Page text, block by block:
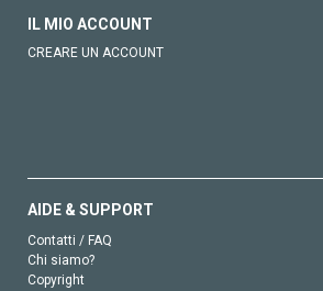
IL MIO ACCOUNT
CREARE UN ACCOUNT
AIDE & SUPPORT
Contatti / FAQ
Chi siamo?
Copyright